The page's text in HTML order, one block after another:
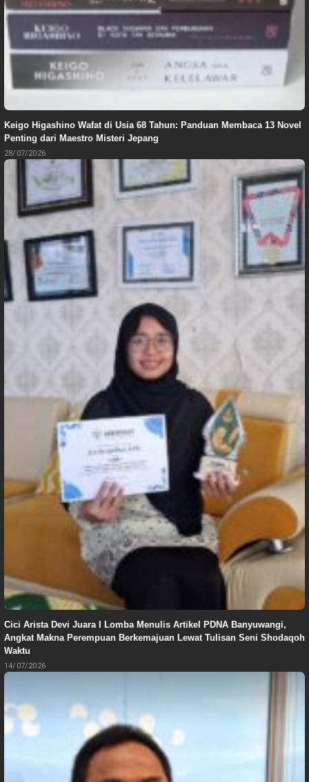
Keigo Higashino Wafat di Usia 68 Tahun: Panduan Membaca 13 Novel
Penting dari Maestro Misteri Jepang
28/07/2026
Cici Arista Devi Juara I Lomba Menulis Artikel PDNA Banyuwangi,
Angkat Makna Perempuan Berkemajuan Lewat Tulisan Seni Shodaqoh
Waktu
14/07/2026